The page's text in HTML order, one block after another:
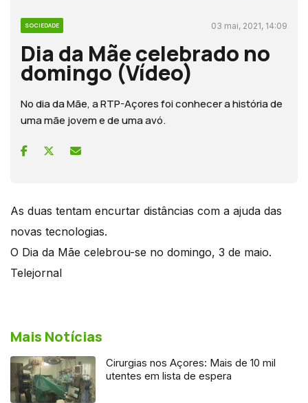
SOCIEDADE 03 mai, 2021, 14:09
Dia da Mãe celebrado no
domingo (Vídeo)
No dia da Mãe, a RTP-Açores foi conhecer a história de
uma mãe jovem e de uma avó.
As duas tentam encurtar distâncias com a ajuda das
novas tecnologias.
O Dia da Mãe celebrou-se no domingo, 3 de maio.
Telejornal
Mais Notícias
Cirurgias nos Açores: Mais de 10 mil
utentes em lista de espera